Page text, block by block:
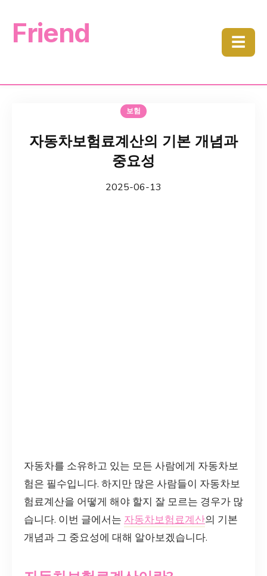
Friend ☰
보험
자동차보험료계산의 기본 개념과
중요성
2025-06-13
자동차를 소유하고 있는 모든 사람에게 자동차보
험은 필수입니다. 하지만 많은 사람들이 자동차보
험료계산을 어떻게 해야 할지 잘 모르는 경우가 많
습니다. 이번 글에서는 자동차보험료계산의 기본
개념과 그 중요성에 대해 알아보겠습니다.